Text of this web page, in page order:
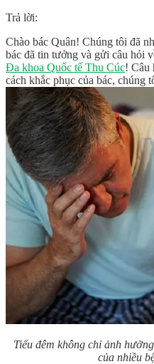
Trả lời:
Chào bác Quân! Chúng tôi đã
bác đã tin tưởng và gửi câu hỏi
Đa khoa Quốc tế Thu Cúc! Câu
cách khắc phục của bác, chúng
Tiểu đêm không chỉ ảnh
của nhiều